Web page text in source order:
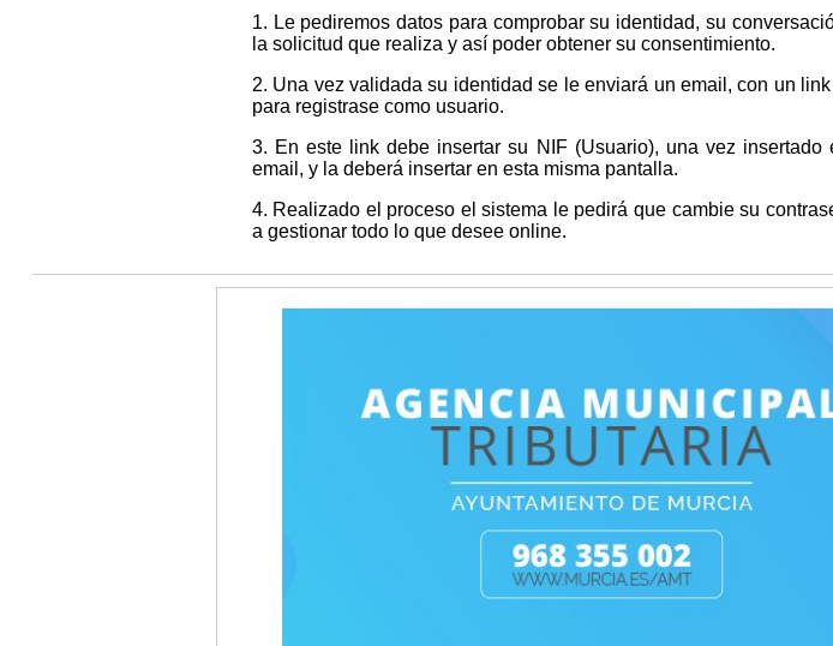
1. Le pediremos datos para comprobar su identidad, su
la solicitud que realiza y así poder obtener su consentimiento.
2. Una vez validada su identidad se le enviará un email, con un
para registrase como usuario.
3. En este link debe insertar su NIF (Usuario), una vez
email, y la deberá insertar en esta misma pantalla.
4. Realizado el proceso el sistema le pedirá que cambie su
a gestionar todo lo que desee online.